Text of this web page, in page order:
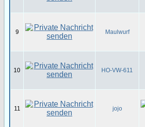
9 Maulwurf
10 HO-VW-611
11 jojo